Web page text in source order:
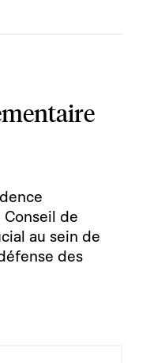
de
au sein de
des